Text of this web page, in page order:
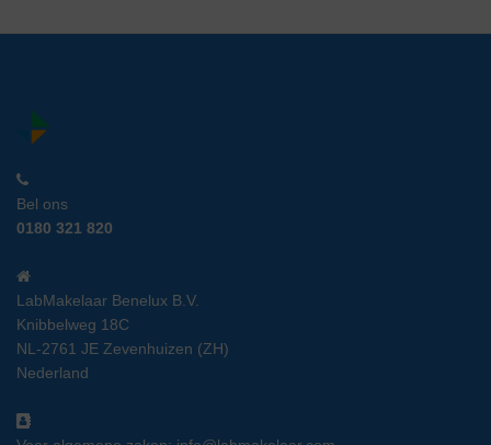
Bel ons
0180 321 820
LabMakelaar Benelux B.V.
Knibbelweg 18C
NL-2761 JE Zevenhuizen (ZH)
Nederland